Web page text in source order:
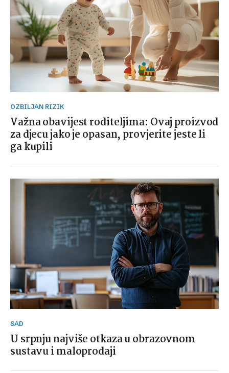
OZBILJAN RIZIK
Važna obavijest roditeljima: Ovaj proizvod
za djecu jako je opasan, provjerite jeste li
ga kupili
SAD
U srpnju najviše otkaza u obrazovnom
sustavu i maloprodaji